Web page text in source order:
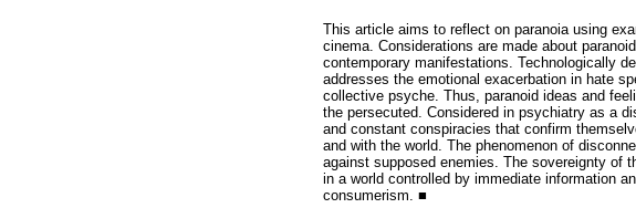
This article aims to reflect on paranoia using
cinema. Considerations are made about
contemporary manifestations. Technologically
addresses the emotional exacerbation in hate
collective psyche. Thus, paranoid ideas and
the persecuted. Considered in psychiatry as a
and constant conspiracies that confirm
and with the world. The phenomenon of
against supposed enemies. The sovereignty of
in a world controlled by immediate information
consumerism. ■